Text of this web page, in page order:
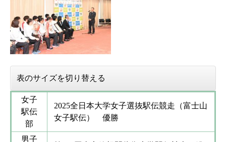
表のサイズを切り替える
女子
駅伝
部
2025全日本大学女子選抜駅伝競走（富士山
女子駅伝） 優勝
男子